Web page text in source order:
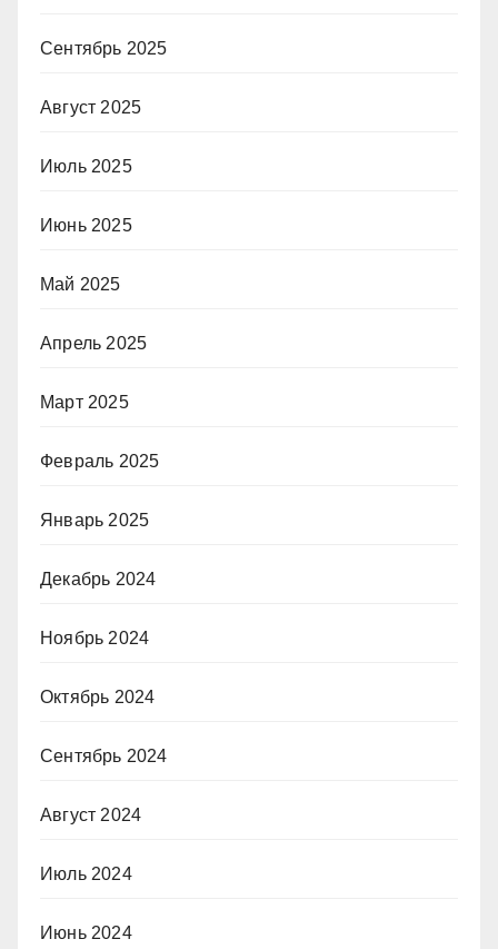
Сентябрь 2025
Август 2025
Июль 2025
Июнь 2025
Май 2025
Апрель 2025
Март 2025
Февраль 2025
Январь 2025
Декабрь 2024
Ноябрь 2024
Октябрь 2024
Сентябрь 2024
Август 2024
Июль 2024
Июнь 2024